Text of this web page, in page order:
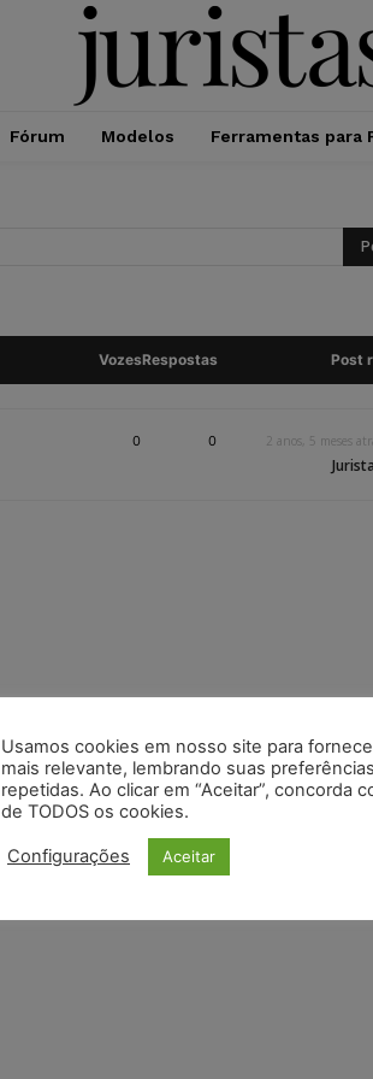
Fórum Modelos Ferramentas para
VozesRespostas Post
0 0 2 anos, 5 meses
Usamos cookies em nosso site para
mais relevante, lembrando suas
repetidas. Ao clicar em “Aceitar”, concorda
de TODOS os cookies.
Configurações Aceitar